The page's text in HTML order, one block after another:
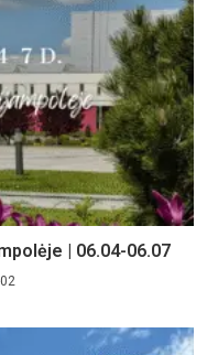
| 06.04-06.07